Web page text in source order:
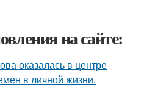
на сайте:
оказалась в центре
в личной жизни.